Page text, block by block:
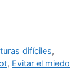
difíciles,
, Evitar el miedo